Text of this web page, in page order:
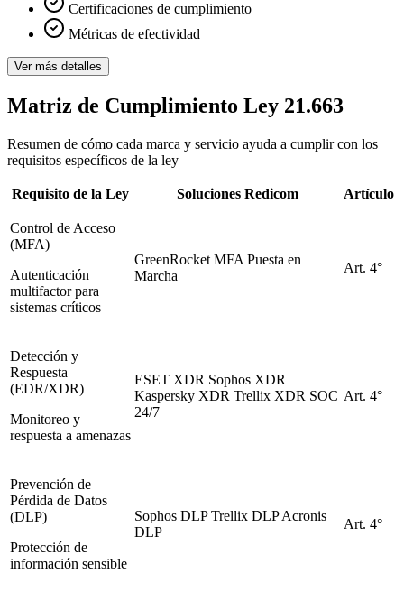
Certificaciones de cumplimiento
Métricas de efectividad
Ver más detalles
Matriz de Cumplimiento Ley 21.663
Resumen de cómo cada marca y servicio ayuda a cumplir con los
requisitos específicos de la ley
Requisito de la Ley Soluciones Redicom Artículo
Control de Acceso
(MFA)
Autenticación
multifactor para
sistemas críticos
GreenRocket MFA Puesta en
Marcha
Art. 4°
Detección y
Respuesta
(EDR/XDR)
Monitoreo y
respuesta a amenazas
ESET XDR Sophos XDR
Kaspersky XDR Trellix XDR SOC
24/7
Art. 4°
Prevención de
Pérdida de Datos
(DLP)
Protección de
información sensible
Sophos DLP Trellix DLP Acronis
DLP
Art. 4°